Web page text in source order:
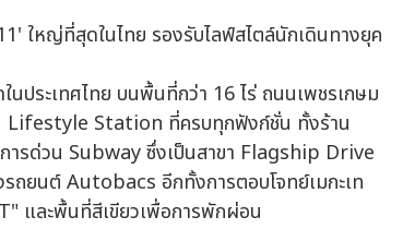
ประเทศไทย บนพื้นที่กว่า 16 ไร่ ถนนเพชรเกษม
Station ที่ครบทุกฟังก์ชั่น ทั้งร้าน
รด่วน Subway ซึ่งเป็นสาขา Flagship Drive
ถยนต์ Autobacs อีกทั้งการตอบโจทย์เมกะเท
และพื้นที่สีเขียวเพื่อการพักผ่อน